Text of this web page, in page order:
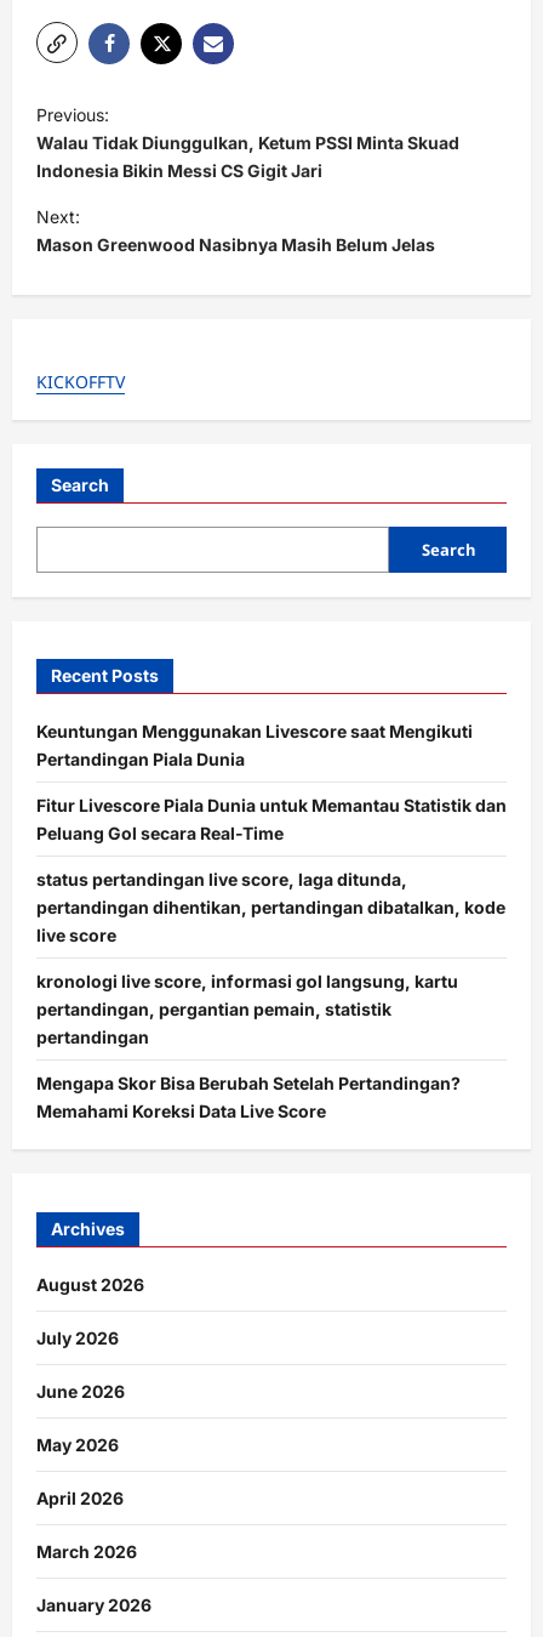
o
s
t
n
a
g
t
i
Previous:
Walau Tidak Diunggulkan, Ketum PSSI Minta Skuad
Indonesia Bikin Messi CS Gigit Jari
Next:
Mason Greenwood Nasibnya Masih Belum Jelas
KICKOFFTV
Search
Search
Recent Posts
Keuntungan Menggunakan Livescore saat Mengikuti
Pertandingan Piala Dunia
Fitur Livescore Piala Dunia untuk Memantau Statistik dan
Peluang Gol secara Real-Time
status pertandingan live score, laga ditunda,
pertandingan dihentikan, pertandingan dibatalkan, kode
live score
kronologi live score, informasi gol langsung, kartu
pertandingan, pergantian pemain, statistik
pertandingan
Mengapa Skor Bisa Berubah Setelah Pertandingan?
Memahami Koreksi Data Live Score
Archives
August 2026
July 2026
June 2026
May 2026
April 2026
March 2026
January 2026